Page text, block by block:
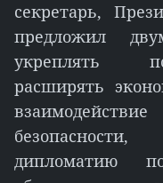
секретарь,
предложил
укреплять
расширять
дипломатию